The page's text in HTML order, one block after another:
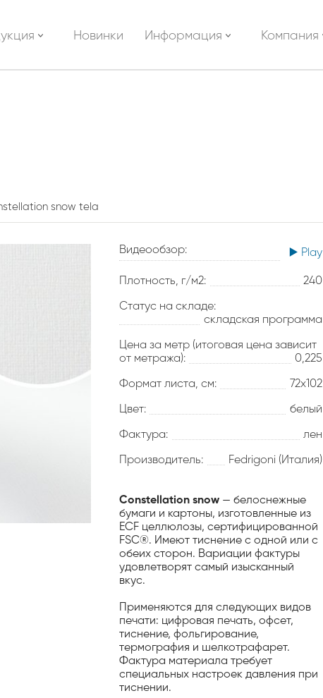
Новинки Информация Компания
snow tela
Видеообзор: ▶️ Play
Плотность, г/м2: 240
Статус на складе:
складская программа
Цена за метр (итоговая цена зависит
от метража):
0,225
Формат листа, см: 72х102
Цвет: белый
Фактура: лен
Производитель: Fedrigoni (Италия)
Constellation snow — белоснежные
бумаги и картоны, изготовленные из
ECF целлюлозы, сертифицированной
FSC®. Имеют тиснение с одной или с
обеих сторон. Вариации фактуры
удовлетворят самый изысканный
вкус.
Применяются для следующих видов
печати: цифровая печать, офсет,
тиснение, фольгирование,
термография и шелкотрафарет.
Фактура материала требует
специальных настроек давления при
тиснении.